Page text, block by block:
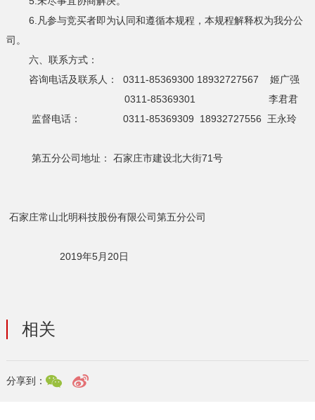
6.凡参与竞买者即为认同和遵循本规程，本规程解释权为我分公
司。
六、联系方式：
咨询电话及联系人： 0311-85369300 18932727567 姬广强
0311-85369301 李君君
监督电话： 0311-85369309 18932727556 王永玲
第五分公司地址： 石家庄市建设北大街71号
石家庄常山北明科技股份有限公司第五分公司
2019年5月20日
相关
分享到：